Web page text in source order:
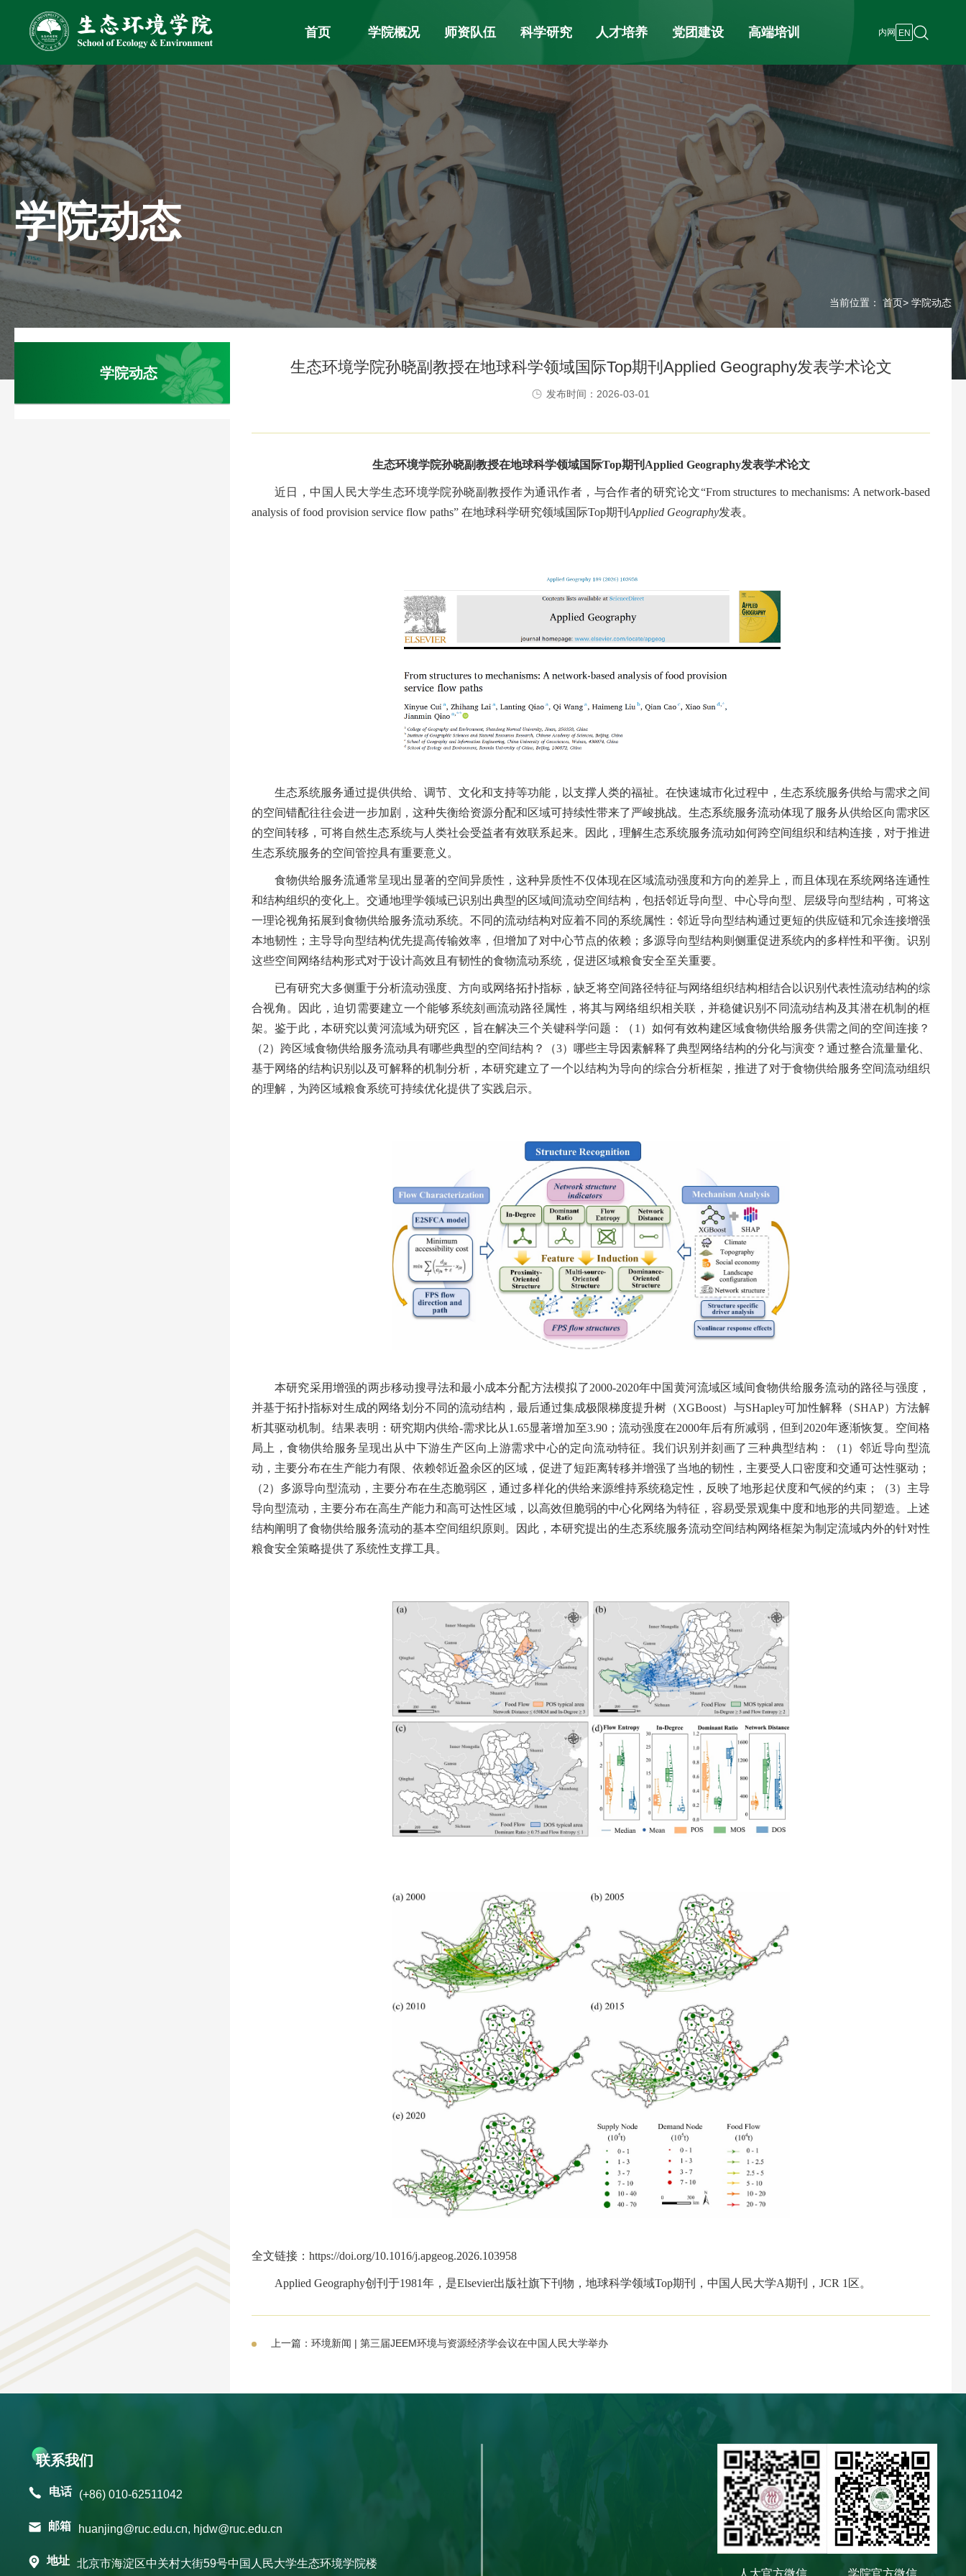
首页 学院概况 师资队伍 科学研究 人才培养 党团建设 高端培训 内网 EN
学院动态
当前位置： 首页> 学院动态
学院动态 生态环境学院孙晓副教授在地球科学领域国际Top期刊Applied Geography发表学术论文
发布时间：2026-03-01
生态环境学院孙晓副教授在地球科学领域国际Top期刊 Applied Geography发表学术论文
近日，中国人民大学生态环境学院孙晓副教授作为通讯作者，与合作者的研究论文“From structures to mechanisms: A network-based
analysis of food provision service flow paths” 在地球科学研究领域国际Top期刊 Applied Geography发表。
生态系统服务通过提供供给、调节、文化和支持等功能，以支撑人类的福祉。在快速城市化过程中，生态系统服务供给与需求之间
的空间错配往往会进一步加剧，这种失衡给资源分配和区域可持续性带来了严峻挑战。生态系统服务流动体现了服务从供给区向需求区
的空间转移，可将自然生态系统与人类社会受益者有效联系起来。因此，理解生态系统服务流动如何跨空间组织和结构连接，对于推进
生态系统服务的空间管控具有重要意义。
食物供给服务流通常呈现出显著的空间异质性，这种异质性不仅体现在区域流动强度和方向的差异上，而且体现在系统网络连通性
和结构组织的变化上。交通地理学领域已识别出典型的区域间流动空间结构，包括邻近导向型、中心导向型、层级导向型结构，可将这
一理论视角拓展到食物供给服务流动系统。不同的流动结构对应着不同的系统属性：邻近导向型结构通过更短的供应链和冗余连接增强
本地韧性；主导导向型结构优先提高传输效率，但增加了对中心节点的依赖；多源导向型结构则侧重促进系统内的多样性和平衡。识别
这些空间网络结构形式对于设计高效且有韧性的食物流动系统，促进区域粮食安全至关重要。
已有研究大多侧重于分析流动强度、方向或网络拓扑指标，缺乏将空间路径特征与网络组织结构相结合以识别代表性流动结构的综
合视角。因此，迫切需要建立一个能够系统刻画流动路径属性，将其与网络组织相关联，并稳健识别不同流动结构及其潜在机制的框
架。鉴于此，本研究以黄河流域为研究区，旨在解决三个关键科学问题：（ 1 ）如何有效构建区域食物供给服务供需之间的空间连接？
（2）跨区域食物供给服务流动具有哪些典型的空间结构？（3）哪些主导因素解释了典型网络结构的分化与演变？通过整合流量量化、
基于网络的结构识别以及可解释的机制分析，本研究建立了一个以结构为导向的综合分析框架，推进了对于食物供给服务空间流动组织
的理解，为跨区域粮食系统可持续优化提供了实践启示。
本研究采用增强的两步移动搜寻法和最小成本分配方法模拟了2000-2020年中国黄河流域区域间食物供给服务流动的路径与强度，
并基于拓扑指标对生成的网络划分不同的流动结构，最后通过集成极限梯度提升树（XGBoost）与SHapley可加性解释（SHAP）方法解
析其驱动机制。结果表明：研究期内供给-需求比从1.65显著增加至3.90；流动强度在2000年后有所减弱，但到 2020年逐渐恢复。空间格
局上，食物供给服务呈现出从中下游生产区向上游需求中心的定向流动特征。我们识别并刻画了三种典型结构：（1 ）邻近导向型流
动，主要分布在生产能力有限、依赖邻近盈余区的区域，促进了短距离转移并增强了当地的韧性，主要受人口密度和交通可达性驱动；
（2）多源导向型流动，主要分布在生态脆弱区，通过多样化的供给来源维持系统稳定性，反映了地形起伏度和气候的约束；（3）主导
导向型流动，主要分布在高生产能力和高可达性区域，以高效但脆弱的中心化网络为特征，容易受景观集中度和地形的共同塑造。上述
结构阐明了食物供给服务流动的基本空间组织原则。因此，本研究提出的生态系统服务流动空间结构网络框架为制定流域内外的针对性
粮食安全策略提供了系统性支撑工具。
全文链接： https://doi.org/10.1016/j.apgeog.2026.103958
Applied Geography创刊于1981年，是Elsevier出版社旗下刊物，地球科学领域Top期刊，中国人民大学A期刊， JCR 1 区。
上一篇：环境新闻 | 第三届JEEM环境与资源经济学会议在中国人民大学举办
联系我们
电话 (+86) 010-62511042
邮箱 huanjing@ruc.edu.cn, hjdw@ruc.edu.cn
地址 北京市海淀区中关村大街59号中国人民大学生态环境学院楼
人大官方微信
学院官方微信